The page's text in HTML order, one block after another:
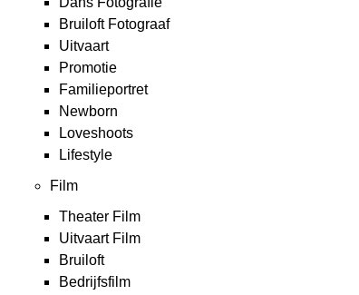
Bruiloft Fotograaf
Uitvaart
Promotie
Familieportret
Newborn
Loveshoots
Lifestyle
Film
Theater Film
Uitvaart Film
Bruiloft
Bedrijfsfilm